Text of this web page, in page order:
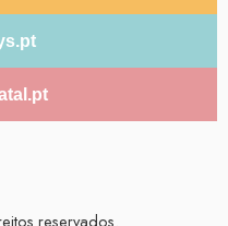
reservados.